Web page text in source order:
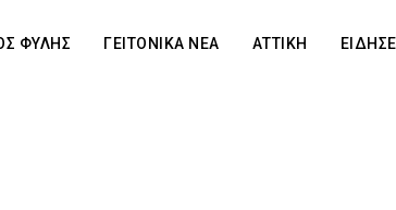
ΦΥΛΗΣ ΓΕΙΤΟΝΙΚΑ ΝΕΑ ΑΤΤΙΚΗ